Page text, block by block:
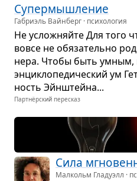
Супер­мыш­ле­ние
Габриэль Вайнберг · психология
Не услож­няйте Для того
вовсе не обя­за­тельно
нера. Чтобы быть умным,
энцик­ло­пе­ди­че­ский ум
ность Эйн­штейна...
Партнёрский пересказ
Сила
Малкольм Гладуэлл ·